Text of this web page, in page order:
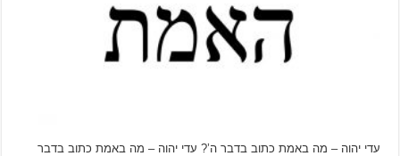
עדי יהוה – מה באמת כתוב בדבר ה’? עדי יהוה – מה באמת כתוב בדבר